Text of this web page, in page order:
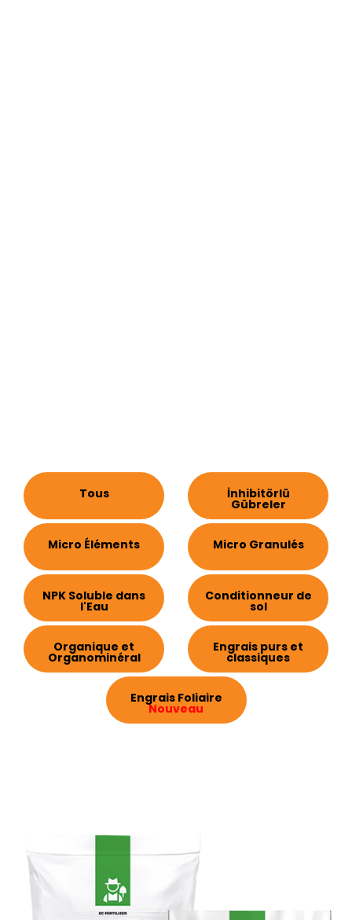
Tous İnhibitörlü
Gübreler
Micro Éléments Micro Granulés
NPK Soluble dans
l'Eau
Conditionneur de
sol
Organique et
Organominéral
Engrais purs et
classiques
Engrais Foliaire
Nouveau